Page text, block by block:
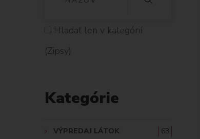
H
L
D
Ť
Hladať len v kategórií
(Zipsy)
Kategórie
VÝPREDAJ LÁTOK 63